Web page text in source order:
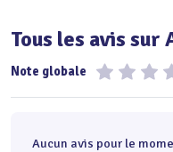
Tous les avis sur
Note globale
Aucun avis pour le